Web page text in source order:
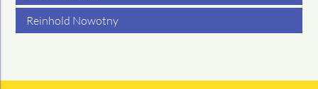
Reinhold Nowotny